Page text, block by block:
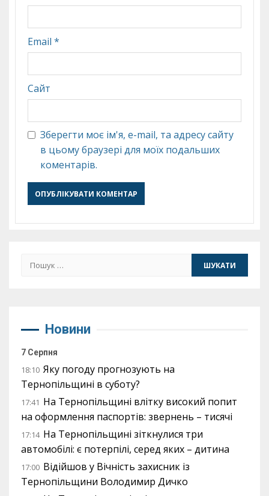
Email *
Сайт
Зберегти моє ім'я, e-mail, та адресу сайту
в цьому браузері для моїх подальших
коментарів.
Пошук:
Новини
7 Серпня
18:10 Яку погоду прогнозують на
Тернопільщині в суботу?
17:41 На Тернопільщині влітку високий попит
на оформлення паспортів: звернень – тисячі
17:14 На Тернопільщині зіткнулися три
автомобілі: є потерпілі, серед яких – дитина
17:00 Відійшов у Вічність захисник із
Тернопільщини Володимир Дичко